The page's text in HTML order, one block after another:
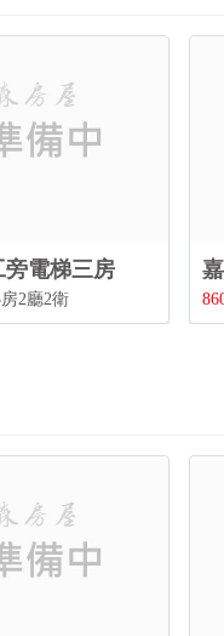
嘉義公園旁3房景觀華
860 萬 約37.44坪 3房2廳2衛